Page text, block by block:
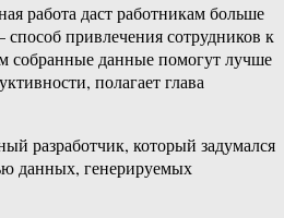
работа даст работникам больше
привлечения сотрудников к
собранные данные помогут лучше
полагает глава
разработчик, который задумался
данных, генерируемых